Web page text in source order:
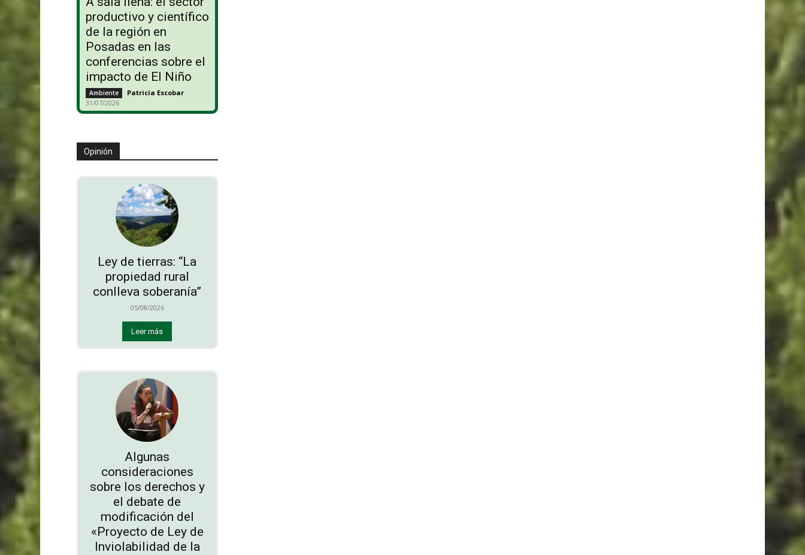
productivo y científico
de la región en
Posadas en las
conferencias sobre el
impacto de El Niño
Ambiente Patricia Escobar -
31/07/2026
Opinión
Ley de tierras: “La
propiedad rural
conlleva soberanía”
05/08/2026
Leer más
Algunas
consideraciones
sobre los derechos y
el debate de
modificación del
«Proyecto de Ley de
Inviolabilidad de la